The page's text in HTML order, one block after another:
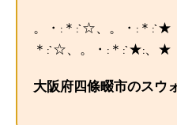
。・:＊:`☆、。・:
＊:`☆、。・:＊:`★:、
大阪府四條畷市のスウ